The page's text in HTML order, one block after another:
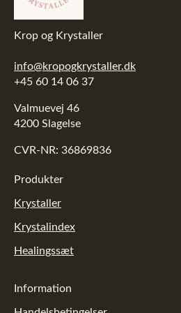
Krop og Krystaller
info@kropogkrystaller.dk
+45 60 14 06 37
Valmuevej 46
4200 Slagelse
CVR-NR: 36869836
Produkter
Krystaller
Krystalindex
Healingssæt
Information